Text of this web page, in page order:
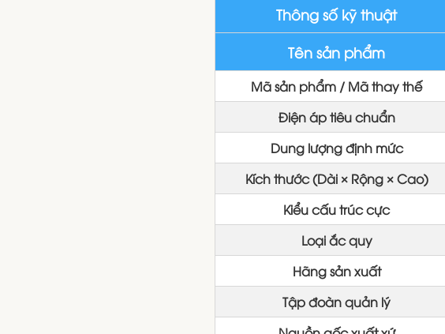
Thông số kỹ thuật
Tên sản phẩm
Mã sản phẩm / Mã thay thế
Điện áp tiêu chuẩn
Dung lượng định mức
Kích thước (Dài × Rộng × Cao)
Kiểu cấu trúc cực
Loại ắc quy
Hãng sản xuất
Tập đoàn quản lý